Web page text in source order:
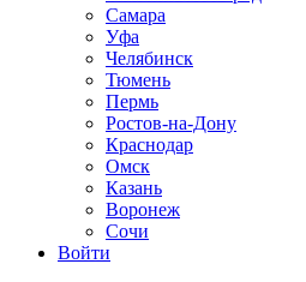
Самара
Уфа
Челябинск
Тюмень
Пермь
Ростов-на-Дону
Краснодар
Омск
Казань
Воронеж
Сочи
Войти